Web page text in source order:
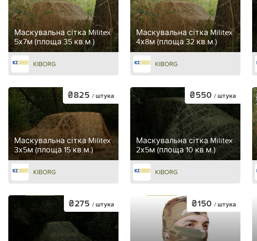
Маскувальна сітка Militex
5х7м (площа 35 кв.м.)
KIBORG
Маскувальна сітка Militex
4х8м (площа 32 кв.м.)
KIBORG
Маскувальна сітка Militex
3х5м (площа 15 кв.м.)
₴825 / штука
KIBORG
Маскувальна сітка Militex
2х5м (площа 10 кв.м.)
₴550 / штука
KIBORG
₴275 / штука ₴150 / штука